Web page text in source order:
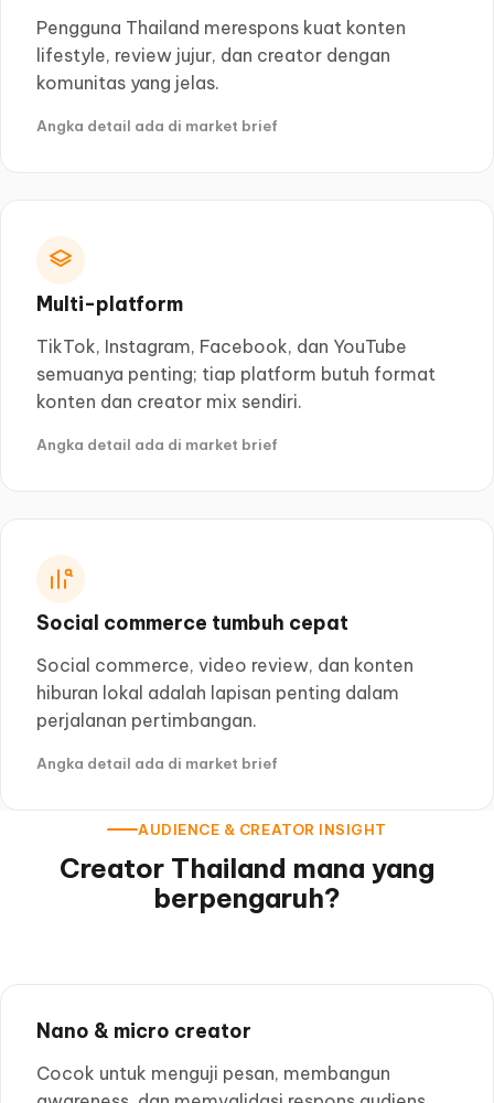
Pengguna Thailand merespons kuat konten
lifestyle, review jujur, dan creator dengan
komunitas yang jelas.
Angka detail ada di market brief
Multi-platform
TikTok, Instagram, Facebook, dan YouTube
semuanya penting; tiap platform butuh format
konten dan creator mix sendiri.
Angka detail ada di market brief
Social commerce tumbuh cepat
Social commerce, video review, dan konten
hiburan lokal adalah lapisan penting dalam
perjalanan pertimbangan.
Angka detail ada di market brief
AUDIENCE & CREATOR INSIGHT
Creator Thailand mana yang
berpengaruh?
Nano & micro creator
Cocok untuk menguji pesan, membangun